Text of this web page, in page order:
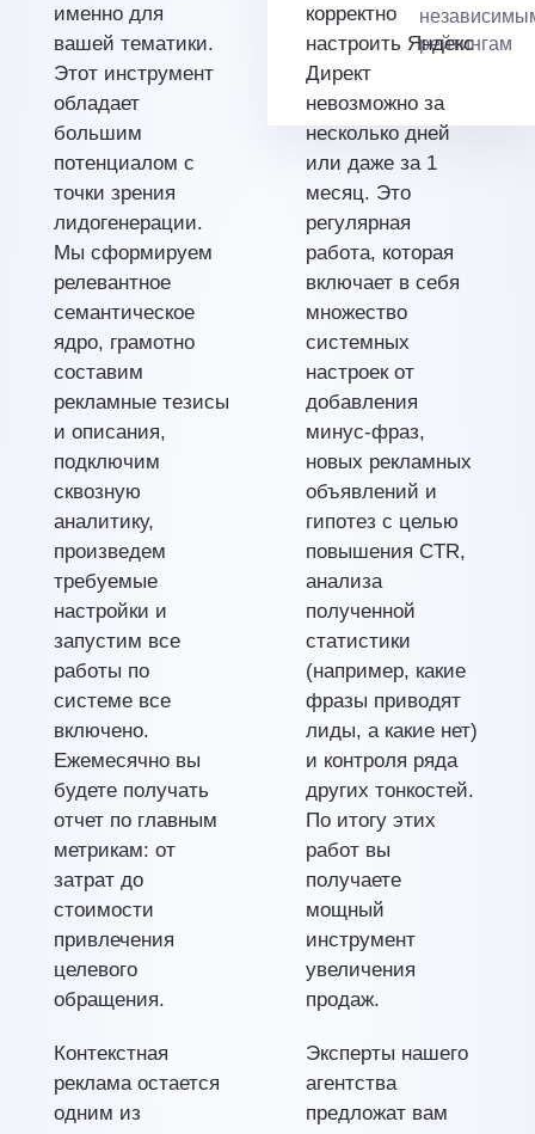
рейтингам
именно для
вашей тематики.
Этот инструмент
обладает
большим
потенциалом с
точки зрения
лидогенерации.
Мы сформируем
релевантное
семантическое
ядро, грамотно
составим
рекламные тезисы
и описания,
подключим
сквозную
аналитику,
произведем
требуемые
настройки и
запустим все
работы по
системе все
включено.
Ежемесячно вы
будете получать
отчет по главным
метрикам: от
затрат до
стоимости
привлечения
целевого
обращения.
Контекстная
реклама остается
одним из
корректно
настроить Яндекс
Директ
невозможно за
несколько дней
или даже за 1
месяц. Это
регулярная
работа, которая
включает в себя
множество
системных
настроек от
добавления
минус-фраз,
новых рекламных
объявлений и
гипотез с целью
повышения CTR,
анализа
полученной
статистики
(например, какие
фразы приводят
лиды, а какие нет)
и контроля ряда
других тонкостей.
По итогу этих
работ вы
получаете
мощный
инструмент
увеличения
продаж.
Эксперты нашего
агентства
предложат вам